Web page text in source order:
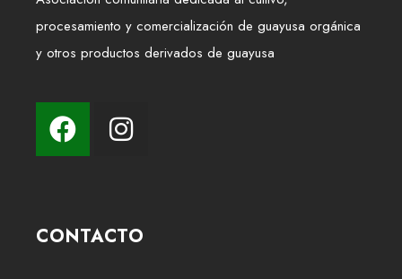
procesamiento y comercialización de guayusa orgánica
y otros productos derivados de guayusa
CONTACTO